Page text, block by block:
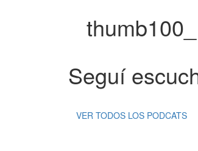
Seguí
VER TODOS LOS PODCATS